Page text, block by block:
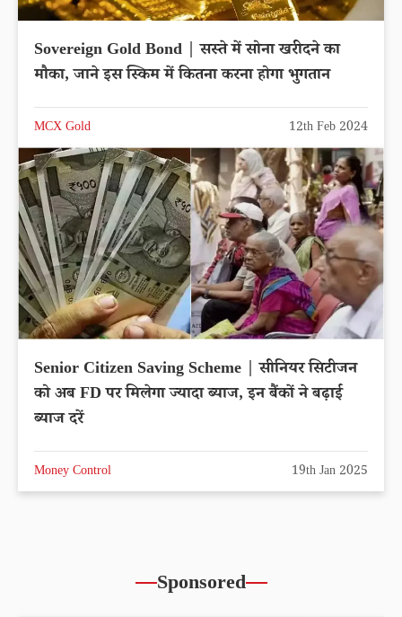
Sovereign Gold Bond | सस्ते में सोना खरीदने का
मौका, जाने इस स्किम में कितना करना होगा भुगतान
MCX Gold 12th Feb 2024
Senior Citizen Saving Scheme | सीनियर सिटीजन
को अब FD पर मिलेगा ज्यादा ब्याज, इन बैंकों ने बढ़ाई
ब्याज दरें
Money Control 19th Jan 2025
Sponsored